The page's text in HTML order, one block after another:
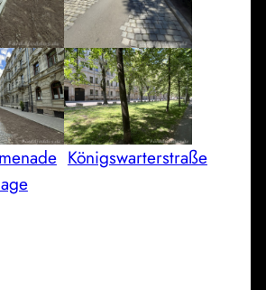
Königswarterstraße